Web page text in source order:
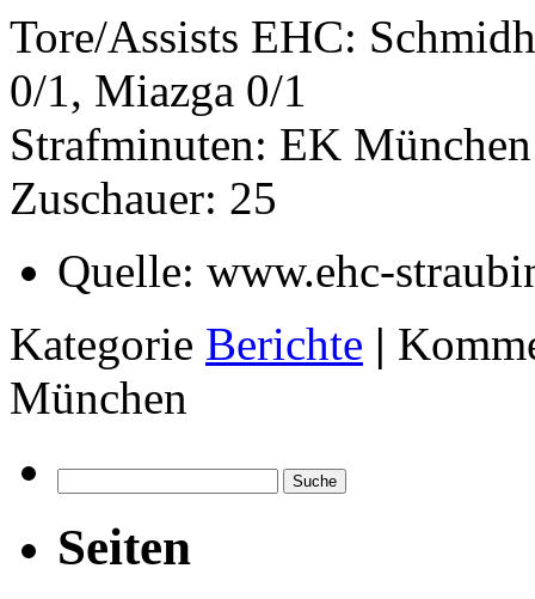
Tore/Assists EHC:
0/1, Miazga 0/1
Strafminuten: EK
Zuschauer: 25
Quelle: www.ehc-
Kategorie Berichte |
München
Seiten